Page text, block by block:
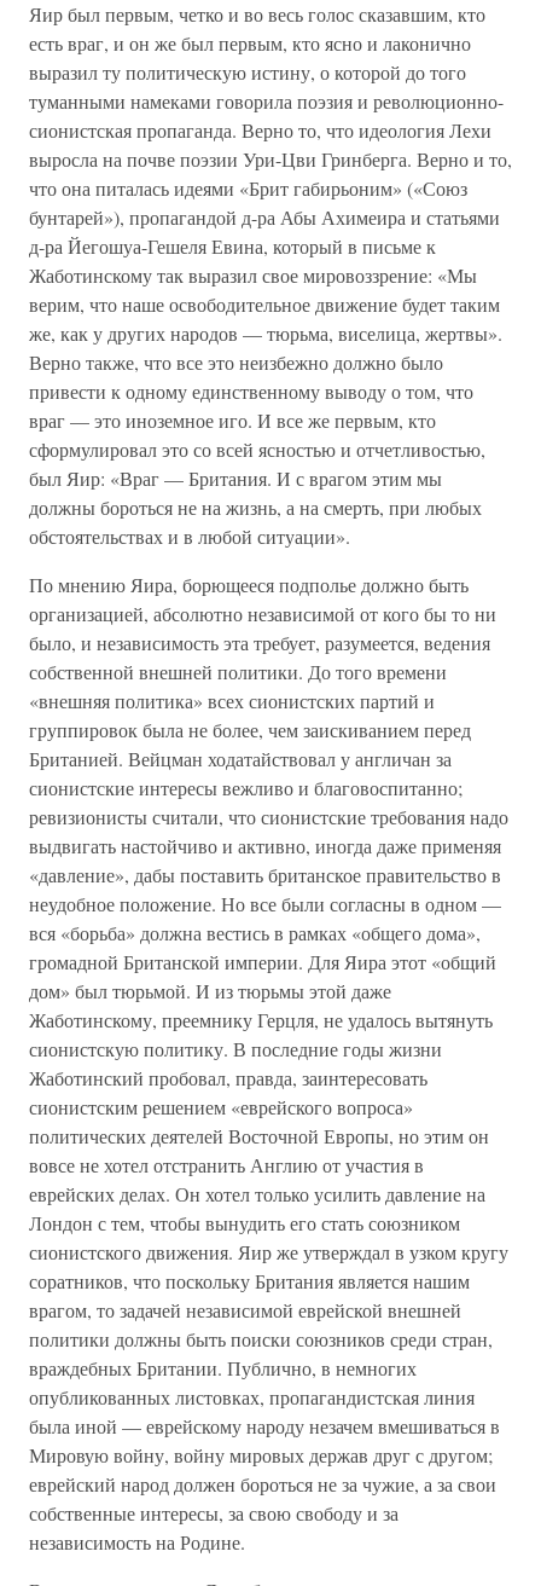
Яир был первым, четко и во весь голос сказавшим, кто
есть враг, и он же был первым, кто ясно и лаконично
выразил ту политическую истину, о которой до того
туманными намеками говорила поэзия и революционно-
сионистская пропаганда. Верно то, что идеология Лехи
выросла на почве поэзии Ури-Цви Гринберга. Верно и то,
что она питалась идеями «Брит габирьоним» («Союз
бунтарей»), пропагандой д-ра Абы Ахимеира и статьями
д-ра Йегошуа-Гешеля Евина, который в письме к
Жаботинскому так выразил свое мировоззрение: «Мы
верим, что наше освободительное движение будет таким
же, как у других народов — тюрьма, виселица, жертвы».
Верно также, что все это неизбежно должно было
привести к одному единственному выводу о том, что
враг — это иноземное иго. И все же первым, кто
сформулировал это со всей ясностью и отчетливостью,
был Яир: «Враг — Британия. И с врагом этим мы
должны бороться не на жизнь, а на смерть, при любых
обстоятельствах и в любой ситуации».
По мнению Яира, борющееся подполье должно быть
организацией, абсолютно независимой от кого бы то ни
было, и независимость эта требует, разумеется, ведения
собственной внешней политики. До того времени
«внешняя политика» всех сионистских партий и
группировок была не более, чем заискиванием перед
Британией. Вейцман ходатайствовал у англичан за
сионистские интересы вежливо и благовоспитанно;
ревизионисты считали, что сионистские требования надо
выдвигать настойчиво и активно, иногда даже применяя
«давление», дабы поставить британское правительство в
неудобное положение. Но все были согласны в одном —
вся «борьба» должна вестись в рамках «общего дома»,
громадной Британской империи. Для Яира этот «общий
дом» был тюрьмой. И из тюрьмы этой даже
Жаботинскому, преемнику Герцля, не удалось вытянуть
сионистскую политику. В последние годы жизни
Жаботинский пробовал, правда, заинтересовать
сионистским решением «еврейского вопроса»
политических деятелей Восточной Европы, но этим он
вовсе не хотел отстранить Англию от участия в
еврейских делах. Он хотел только усилить давление на
Лондон с тем, чтобы вынудить его стать союзником
сионистского движения. Яир же утверждал в узком кругу
соратников, что поскольку Британия является нашим
врагом, то задачей независимой еврейской внешней
политики должны быть поиски союзников среди стран,
враждебных Британии. Публично, в немногих
опубликованных листовках, пропагандистская линия
была иной — еврейскому народу незачем вмешиваться в
Мировую войну, войну мировых держав друг с другом;
еврейский народ должен бороться не за чужие, а за свои
собственные интересы, за свою свободу и за
независимость на Родине.